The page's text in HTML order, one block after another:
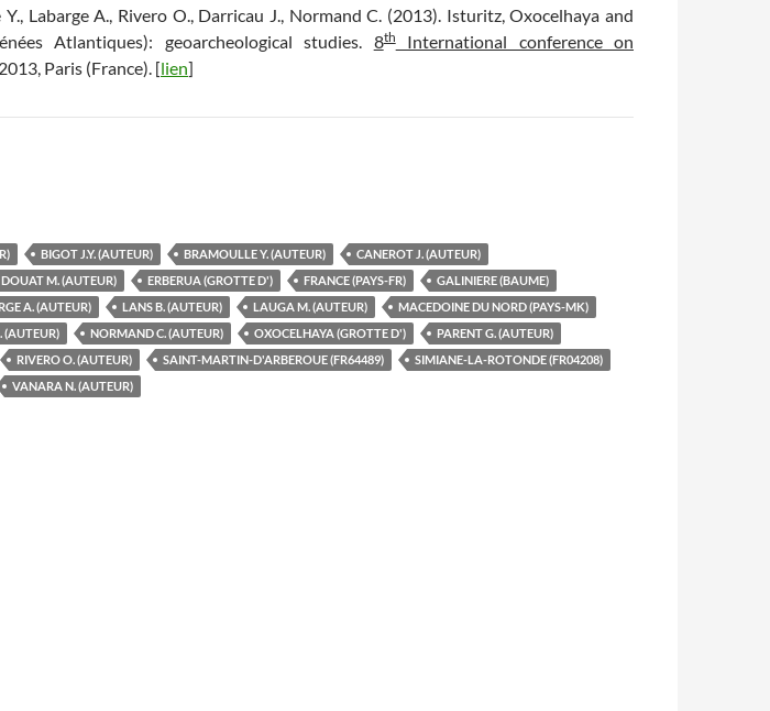
Labarge A., Rivero O., Darricau J., Normand C. (2013). Isturitz, Oxocelhaya and
Atlantiques): geoarcheological studies. 8thInternational conference on
Paris (France). [lien]
BIGOT J.Y. (AUTEUR) BRAMOULLE Y. (AUTEUR)
CANEROT J. (AUTEUR)
DOUAT M. (AUTEUR) ERBERUA (GROTTE D') FRANCE (PAYS-FR)
GALINIERE (BAUME)
A. (AUTEUR) LANS B. (AUTEUR) LAUGA M. (AUTEUR)
MACEDOINE DU NORD (PAYS-MK)
(AUTEUR) NORMAND C. (AUTEUR) OXOCELHAYA (GROTTE D')
PARENT G. (AUTEUR)
RIVERO O. (AUTEUR) SAINT-MARTIN-D'ARBEROUE (FR64489)
SIMIANE-LA-ROTONDE (FR04208)
VANARA N. (AUTEUR)